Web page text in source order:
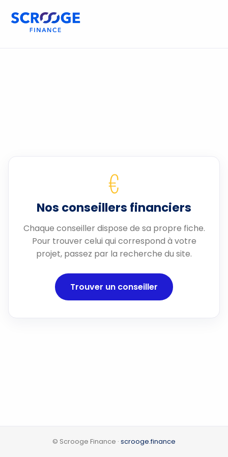
€
Nos conseillers financiers
Chaque conseiller dispose de sa propre fiche.
Pour trouver celui qui correspond à votre
projet, passez par la recherche du site.
Trouver un conseiller
© Scrooge Finance · scrooge.finance